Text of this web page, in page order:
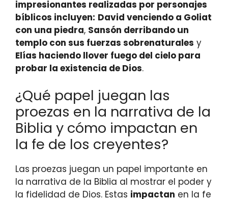
impresionantes realizadas por personajes
bíblicos incluyen: David venciendo a Goliat
con una piedra, Sansón derribando un
templo con sus fuerzas sobrenaturales y
Elías haciendo llover fuego del cielo para
probar la existencia de Dios.
¿Qué papel juegan las
proezas en la narrativa de la
Biblia y cómo impactan en
la fe de los creyentes?
Las proezas juegan un papel importante en
la narrativa de la Biblia al mostrar el poder y
la fidelidad de Dios. Estas impactan en la fe